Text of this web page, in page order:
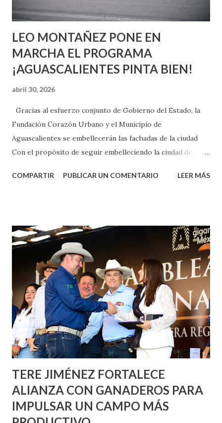
son suficientemen...
LEO MONTAÑEZ PONE EN
MARCHA EL PROGRAMA
¡AGUASCALIENTES PINTA BIEN!
abril 30, 2026
Gracias al esfuerzo conjunto de Gobierno del Estado, la
Fundación Corazón Urbano y el Municipio de
Aguascalientes se embellecerán las fachadas de la ciudad
Con el propósito de seguir embelleciendo la ciudad de
municipal, Leo Montañez dio inicio al programa
Corazón Urbano y el Municipio capital. Leo Montañez
informó que en este programa se usarán cerca de 90 mil
metros cuadrados de pintura, para dar inicio en la calle
Nieto, entre Jesús F. Elizondo y la calle 22 de Octubre, con
lo que se aplicará pintura en 66 casas. Posteriormente se
llevará este programa a Villas de Nuestra Señora de la
Asunción, Avenida Alameda y Decreto 27 de Septiembre, en
los edificios FOVISSSTE Ojo de Agua, en la comunidad
Norias de Paso Hondo y en los edificios de...
COMPARTIR PUBLICAR UN COMENTARIO LEER MÁS
TERE JIMÉNEZ FORTALECE
ALIANZA CON GANADEROS PARA
IMPULSAR UN CAMPO MÁS